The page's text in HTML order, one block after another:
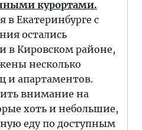
курортами.
Екатеринбурге с
остались
Кировском районе,
несколько
и апартаментов.
внимание на
хоть и небольшие,
еду по доступным